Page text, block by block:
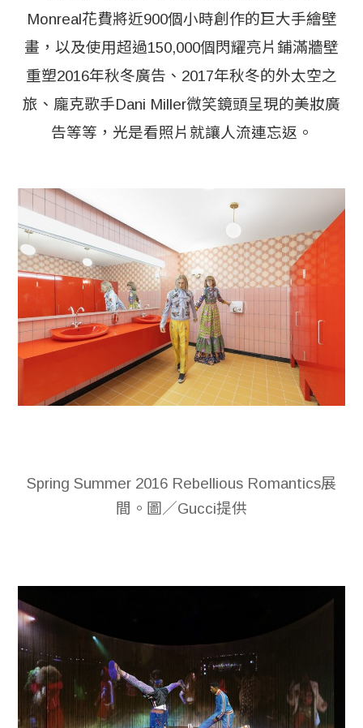
Monreal花費將近900個小時創作的巨大手繪壁
畫，以及使用超過150,000個閃耀亮片鋪滿牆壁
重塑2016年秋冬廣告、2017年秋冬的外太空之
旅、龐克歌手Dani Miller微笑鏡頭呈現的美妝廣
告等等，光是看照片就讓人流連忘返。
Spring Summer 2016 Rebellious Romantics展
間。圖／Gucci提供